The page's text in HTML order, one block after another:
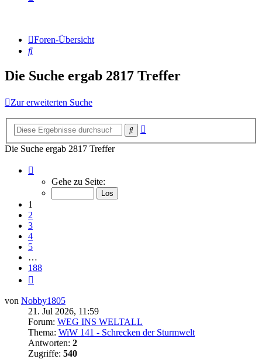
Foren-Übersicht
Suche
Die Suche ergab 2817 Treffer
Zur erweiterten Suche
Suche
Die Suche ergab 2817 Treffer
von
Gehe zu Seite:
1
2
3
4
5
…
188
von Nobby1805
21. Jul 2026, 11:59
Forum: WEG INS WELTALL
Thema: WiW 141 - Schrecken der Sturmwelt
Antworten: 2
Zugriffe: 540